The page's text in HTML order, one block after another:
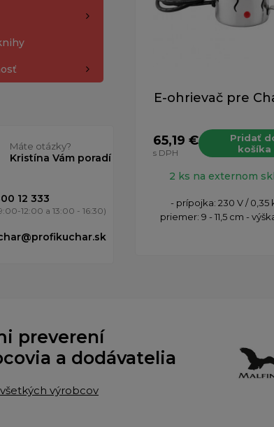
Máte otázky?
Kristína Vám poradí
12 333
12:00 a 13:00 - 16:30)
E-ohrievač pre
65,19 €
s DPH
Pridať
košíka
2 ks na externom
- prípojka: 230 V / 0,35
priemer: 9 - 11,5 cm -
preverení
a dodávatelia
výrobcov